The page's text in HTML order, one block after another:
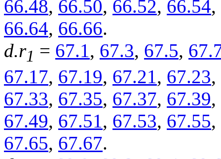
66.48, 66.50, 66.52, 66.54,
66.64, 66.66.
d.r1 = 67.1, 67.3, 67.5,
67.17, 67.19, 67.21, 67.23,
67.33, 67.35, 67.37, 67.39,
67.49, 67.51, 67.53, 67.55,
67.65, 67.67.